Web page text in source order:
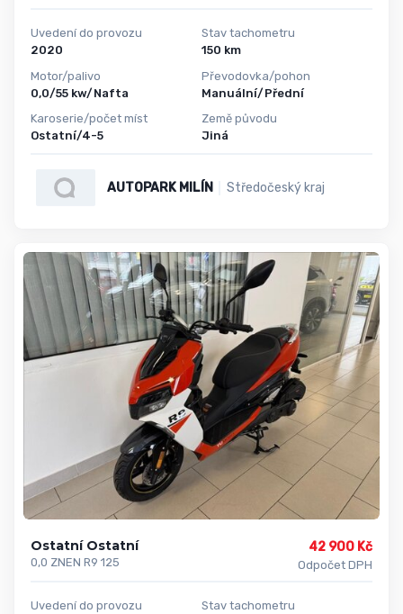
Uvedení do provozu
2020
Motor/palivo
0,0/55 kw/Nafta
Karoserie/počet míst
Ostatní/4-5
Stav tachometru
150 km
Převodovka/pohon
Manuální/Přední
Země původu
Jiná
AUTOPARK MILÍN Středočeský kraj
Ostatní Ostatní
0,0 ZNEN R9 125
42 900 Kč
Odpočet DPH
Uvedení do provozu
Stav tachometru